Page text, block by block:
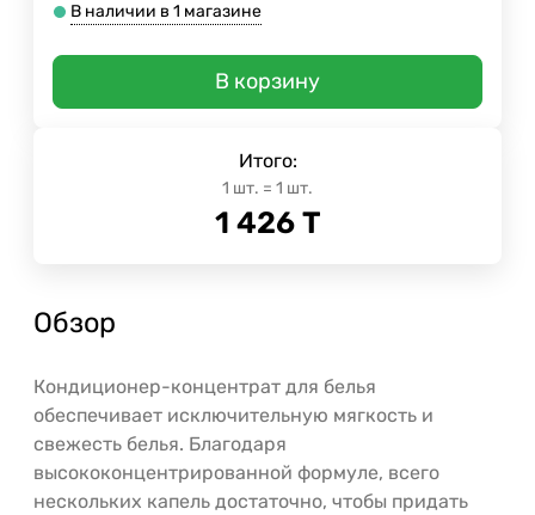
В наличии в 1 магазине
В корзину
Итого:
1 шт. = 1 шт.
1 426 Т
Обзор
Кондиционер-концентрат для белья
обеспечивает исключительную мягкость и
свежесть белья. Благодаря
высококонцентрированной формуле, всего
нескольких капель достаточно, чтобы придать